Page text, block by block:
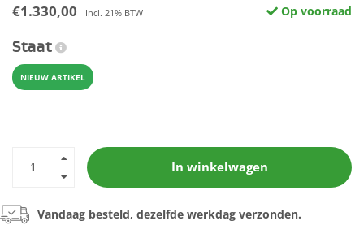
€1.330,00 Incl. 21% BTW Op voorraad
Staat
NIEUW ARTIKEL
In winkelwagen
Vandaag besteld, dezelfde werkdag verzonden.